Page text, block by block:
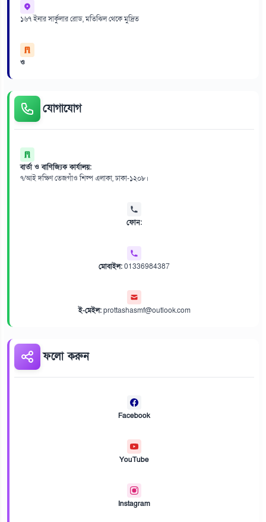
১৬৭ ইনার সার্কুলার রোড, মতিঝিল থেকে মুদ্রিত
ও
যোগাযোগ
বার্তা ও বাণিজ্যিক কার্যালয়:
৭/আই দক্ষিণ তেজগাঁও শিল্প এলাকা, ঢাকা-১২০৮।
ফোন:
মোবাইল:01336984387
ই-মেইল:prottashasmf@outlook.com
ফলো করুন
Facebook
YouTube
Instagram